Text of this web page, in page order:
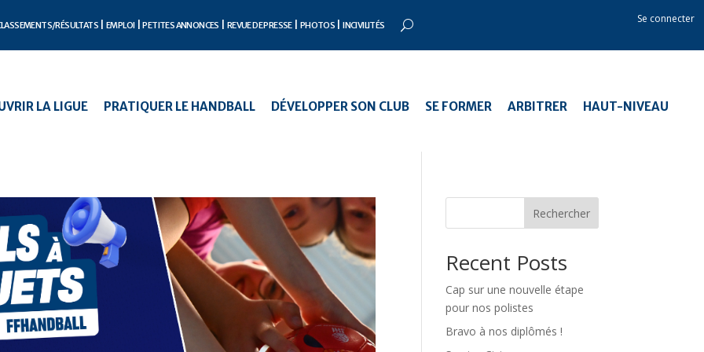
RÉSULTATS EMPLOI PETITES ANNONCES REVUE DE PRESSE PHOTOS INCIVILITÉS
Se connecter
LA LIGUE PRATIQUER LE HANDBALL DÉVELOPPER SON CLUB SE FORMER ARBITRER HAUT-NIVEAU
Rechercher
Recent Posts
Cap sur une nouvelle étape
pour nos polistes
Bravo à nos diplômés !